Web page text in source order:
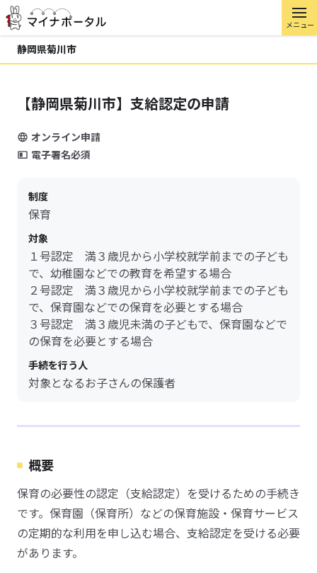
メニュー
静岡県菊川市
【静岡県菊川市】支給認定の申請
オンライン申請
電子署名必須
制度
保育
対象
１号認定 満３歳児から小学校就学前までの子ども
で、幼稚園などでの教育を希望する場合
２号認定 満３歳児から小学校就学前までの子ども
で、保育園などでの保育を必要とする場合
３号認定 満３歳児未満の子どもで、保育園などで
の保育を必要とする場合
手続を行う人
対象となるお子さんの保護者
概要
保育の必要性の認定（支給認定）を受けるための手続き
です。保育園（保育所）などの保育施設・保育サービス
の定期的な利用を申し込む場合、支給認定を受ける必要
があります。